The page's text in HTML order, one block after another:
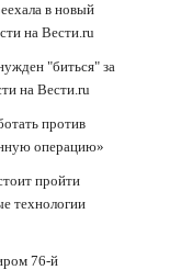
5 тысяч гостей, 9
трудовых
мишка: в
подвели итоги
лучше»
в новый
на Вести.ru
"биться" за
на Вести.ru
против
операцию»
пройти
технологии
76-й